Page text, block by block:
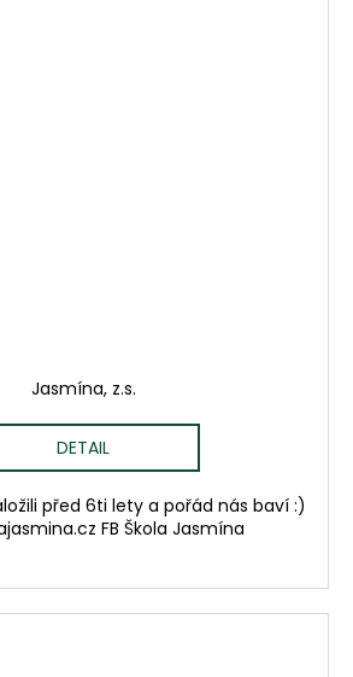
Jasmína, z.s.
DETAIL
před 6ti lety a pořád nás baví :)
FB Škola Jasmína